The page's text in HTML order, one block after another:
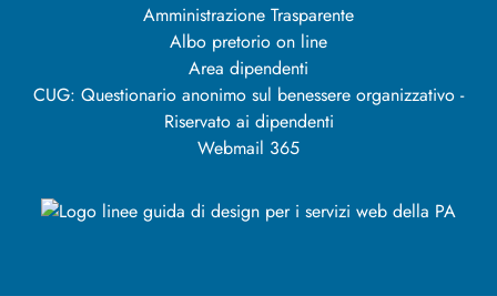
Amministrazione Trasparente
Albo pretorio on line
Area dipendenti
CUG: Questionario anonimo sul benessere organizzativo -
Riservato ai dipendenti
Webmail 365